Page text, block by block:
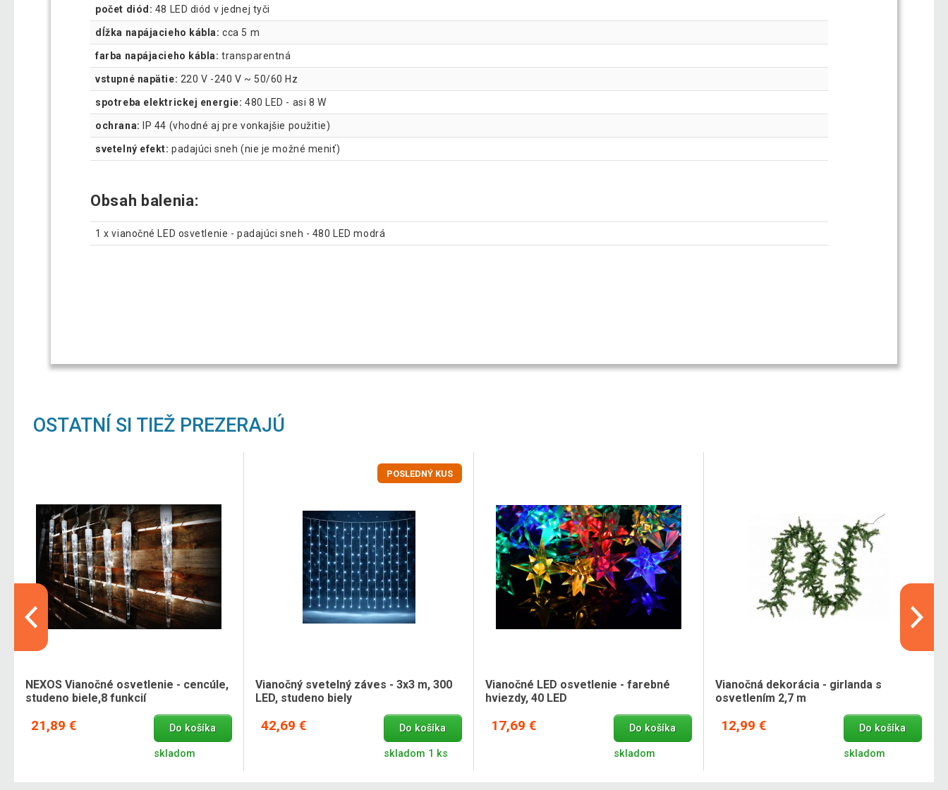
počet diód: 48 LED diód v jednej tyči
dĺžka napájacieho kábla: cca 5 m
farba napájacieho kábla: transparentná
vstupné napätie: 220 V -240 V ~ 50/60 Hz
spotreba elektrickej energie: 480 LED - asi 8 W
ochrana: IP 44 (vhodné aj pre vonkajšie použitie)
svetelný efekt: padajúci sneh (nie je možné meniť)
Obsah balenia:
1 x vianočné LED osvetlenie - padajúci sneh - 480 LED modrá
OSTATNÍ SI TIEŽ PREZERAJÚ
NEXOS Vianočné osvetlenie - cencúle,
studeno biele,8 funkcií
21,89 € Do košíka
skladom
POSLEDNÝ KUS
Vianočný svetelný záves - 3x3 m, 300
LED, studeno biely
42,69 € Do košíka
skladom 1 ks
Vianočné LED osvetlenie - farebné
hviezdy, 40 LED
17,69 € Do košíka
skladom
Vianočná dekorácia - girlanda s
osvetlením 2,7 m
12,99 € Do košíka
skladom